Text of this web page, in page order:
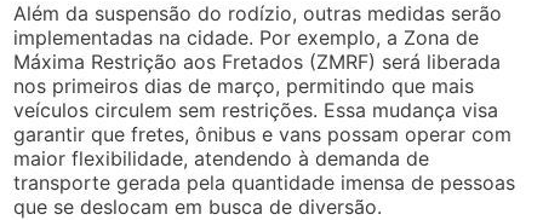
Além da suspensão do rodízio, outras medidas serão
implementadas na cidade. Por exemplo, a Zona de
Máxima Restrição aos Fretados (ZMRF) será liberada
nos primeiros dias de março, permitindo que mais
veículos circulem sem restrições. Essa mudança visa
garantir que fretes, ônibus e vans possam operar com
maior flexibilidade, atendendo à demanda de
transporte gerada pela quantidade imensa de pessoas
que se deslocam em busca de diversão.